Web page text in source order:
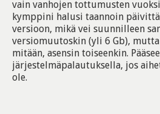
vain vanhojen tottumusten
kymppini halusi taannoin
versioon, mikä vei suunnilleen
versiomuutoskin (yli 6 Gb),
mitään, asensin toiseenkin.
järjestelmäpalautuksella, jos
ole.